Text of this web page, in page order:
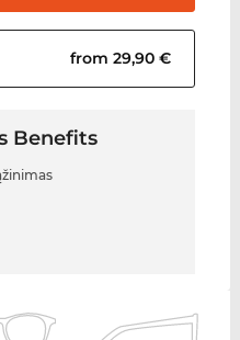
from 29,90 €
Benefits